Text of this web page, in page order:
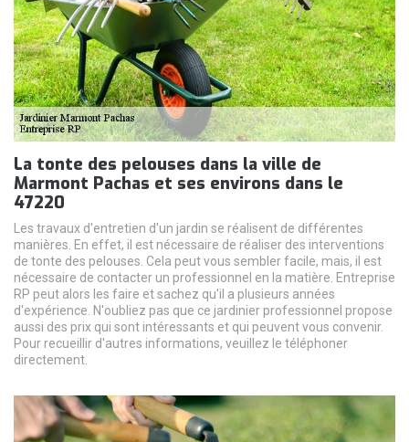
La tonte des pelouses dans la ville de
Marmont Pachas et ses environs dans le
47220
Les travaux d'entretien d'un jardin se réalisent de différentes
manières. En effet, il est nécessaire de réaliser des interventions
de tonte des pelouses. Cela peut vous sembler facile, mais, il est
nécessaire de contacter un professionnel en la matière. Entreprise
RP peut alors les faire et sachez qu'il a plusieurs années
d'expérience. N'oubliez pas que ce jardinier professionnel propose
aussi des prix qui sont intéressants et qui peuvent vous convenir.
Pour recueillir d'autres informations, veuillez le téléphoner
directement.